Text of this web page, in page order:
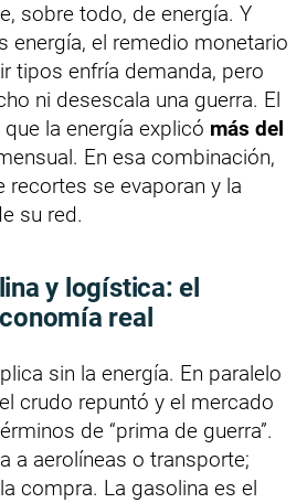
sobre todo, de energía. Y
energía, el remedio monetario
tipos enfría demanda, pero
ni desescala una guerra. El
la energía explicó más del
En esa combinación,
recortes se evaporan y la
su red.
y logística: el
real
sin la energía. En paralelo
crudo repuntó y el mercado
de “prima de guerra”.
a aerolíneas o transporte;
compra. La gasolina es el